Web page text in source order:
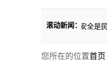
滚动新闻 ：
学习语｜国家安全是民族复
学习语｜国家安全是民族复
您所在的位置首页